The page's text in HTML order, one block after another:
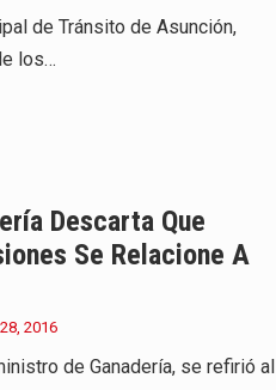
de Tránsito de Asunción,
los…
Descarta Que
Se Relacione A
2016
de Ganadería, se refirió al